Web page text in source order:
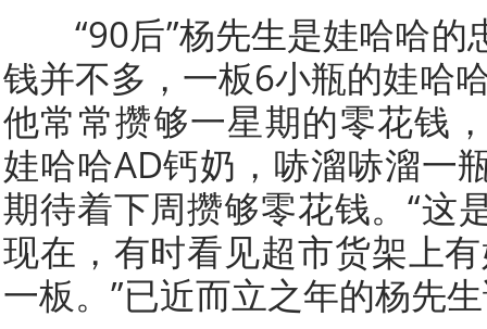
“90后”杨先生是娃哈哈的
钱并不多，一板6小瓶的娃哈
他常常攒够一星期的零花钱
娃哈哈AD钙奶，哧溜哧溜一
期待着下周攒够零花钱。“这
现在，有时看见超市货架上
一板。”已近而立之年的杨先